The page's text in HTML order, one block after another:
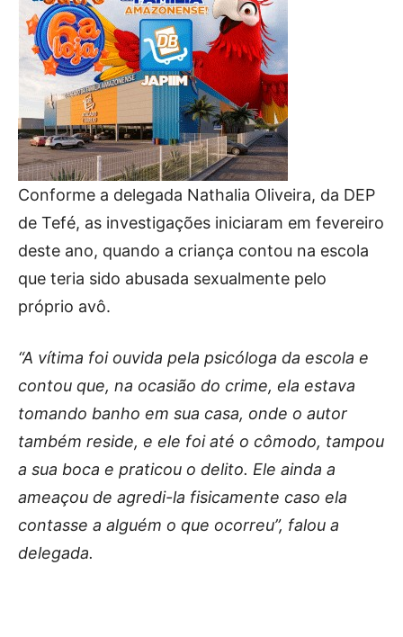
Conforme a delegada Nathalia Oliveira, da DEP
de Tefé, as investigações iniciaram em fevereiro
deste ano, quando a criança contou na escola
que teria sido abusada sexualmente pelo
próprio avô.
“A vítima foi ouvida pela psicóloga da escola e
contou que, na ocasião do crime, ela estava
tomando banho em sua casa, onde o autor
também reside, e ele foi até o cômodo, tampou
a sua boca e praticou o delito. Ele ainda a
ameaçou de agredi-la fisicamente caso ela
contasse a alguém o que ocorreu”, falou a
delegada.